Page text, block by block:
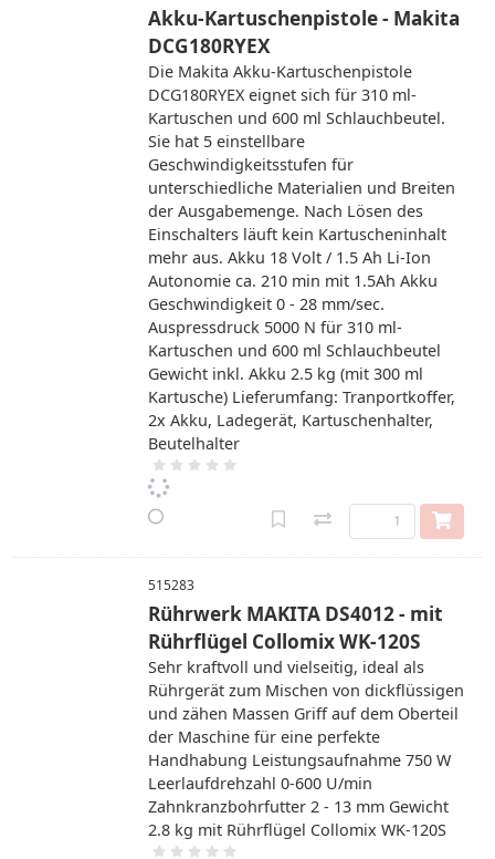
Akku-Kartuschenpistole - Makita
DCG180RYEX
Die Makita Akku-Kartuschenpistole
DCG180RYEX eignet sich für 310 ml-
Kartuschen und 600 ml Schlauchbeutel.
Sie hat 5 einstellbare
Geschwindigkeitsstufen für
unterschiedliche Materialien und Breiten
der Ausgabemenge. Nach Lösen des
Einschalters läuft kein Kartuscheninhalt
mehr aus. Akku 18 Volt / 1.5 Ah Li-Ion
Autonomie ca. 210 min mit 1.5Ah Akku
Geschwindigkeit 0 - 28 mm/sec.
Auspressdruck 5000 N für 310 ml-
Kartuschen und 600 ml Schlauchbeutel
Gewicht inkl. Akku 2.5 kg (mit 300 ml
Kartusche) Lieferumfang: Tranportkoffer,
2x Akku, Ladegerät, Kartuschenhalter,
Beutelhalter
515283
Rührwerk MAKITA DS4012 - mit
Rührflügel Collomix WK-120S
Sehr kraftvoll und vielseitig, ideal als
Rührgerät zum Mischen von dickflüssigen
und zähen Massen Griff auf dem Oberteil
der Maschine für eine perfekte
Handhabung Leistungsaufnahme 750 W
Leerlaufdrehzahl 0-600 U/min
Zahnkranzbohrfutter 2 - 13 mm Gewicht
2.8 kg mit Rührflügel Collomix WK-120S